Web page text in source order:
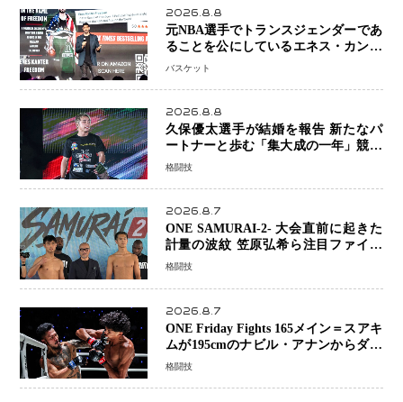
2026.8.8
元NBA選手でトランスジェンダーであ
ることを公にしているエネス・カンタ
ーがWNBAドラフト参戦を表明「参加
の背景に女子スポーツを巡る議論
バスケット
2026.8.8
久保優太選手が結婚を報告 新たなパ
ートナーと歩む「集大成の一年」競技
生活を支える存在に感謝
格闘技
2026.8.7
ONE SAMURAI-2- 大会直前に起きた
計量の波紋 笠原弘希ら注目ファイタ
ーは契約体重で決戦へ、山本歩夢と平
格闘技
2026.8.7
ONE Friday Fights 165メイン＝スアキ
ムが195cmのナビル・アナンからダウ
ン奪取！猛反撃を耐え抜き判定勝利、
格闘技